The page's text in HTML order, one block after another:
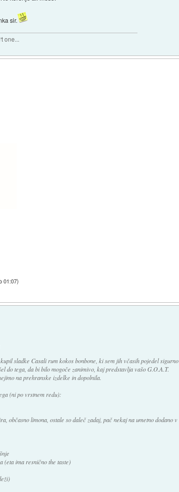
sir.
one...
01:07)
sladke Casali rum kokos bonbone, ki sem jih včasih pojedel sigurno
do tega, da bi bilo mogoče zanimivo, kaj predstavlja vašo G.O.A.T.
na prehranske izdelke in dopolnila.
(ni po vrstnem redu):
občasno limona, ostale so daleč zadaj, pač nekaj na umetno dodano v
(eta ima resnično the taste)